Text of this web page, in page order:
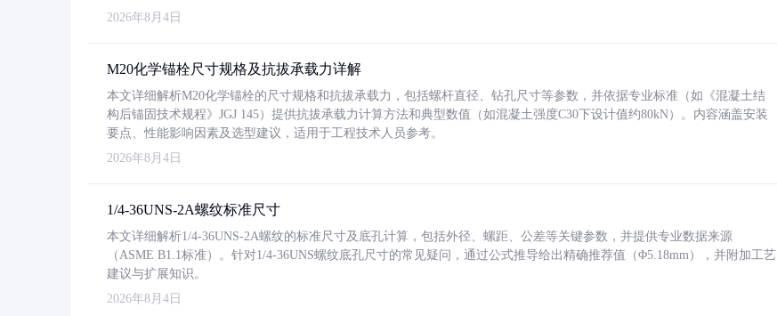
2026年8月4日
M20化学锚栓尺寸规格及抗拔承载力详解
本文详细解析M20化学锚栓的尺寸规格和抗拔承载力，包括螺杆直径、钻孔尺寸等参数，并依据专业标准（如《混凝土结
构后锚固技术规程》JGJ 145）提供抗拔承载力计算方法和典型数值（如混凝土强度C30下设计值约80kN）。内容涵盖安装
要点、性能影响因素及选型建议，适用于工程技术人员参考。
2026年8月4日
1/4-36UNS-2A螺纹标准尺寸
本文详细解析1/4-36UNS-2A螺纹的标准尺寸及底孔计算，包括外径、螺距、公差等关键参数，并提供专业数据来源
（ASME B1.1标准）。针对1/4-36UNS螺纹底孔尺寸的常见疑问，通过公式推导给出精确推荐值（Φ5.18mm），并附加工艺
建议与扩展知识。
2026年8月4日